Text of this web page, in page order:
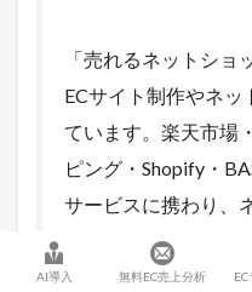
「売れるネットショ
ECサイト制作やネ
ています。楽天市場
ピング・Shopify・
サービスに携わり、
から売上改善まで幅
のブログでは、実際
AI導入 無料EC売上分析